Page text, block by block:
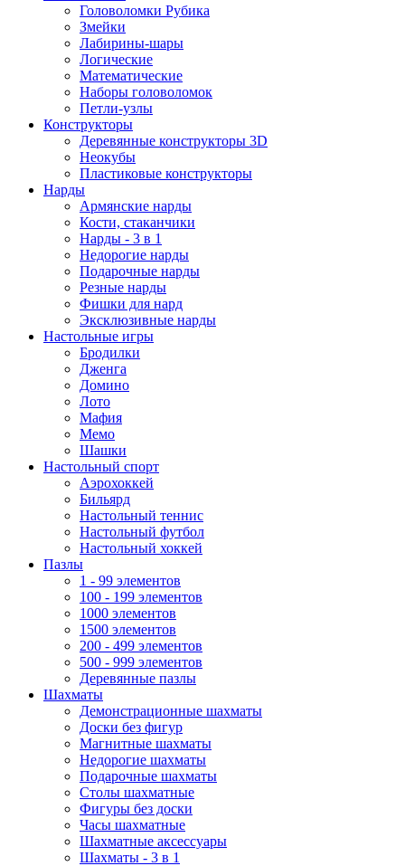
Головоломки Рубика
Змейки
Лабирины-шары
Логические
Математические
Наборы головоломок
Петли-узлы
Конструкторы
Деревянные конструкторы 3D
Неокубы
Пластиковые конструкторы
Нарды
Армянские нарды
Кости, стаканчики
Нарды - 3 в 1
Недорогие нарды
Подарочные нарды
Резные нарды
Фишки для нард
Эксклюзивные нарды
Настольные игры
Бродилки
Дженга
Домино
Лото
Мафия
Мемо
Шашки
Настольный спорт
Аэрохоккей
Бильярд
Настольный теннис
Настольный футбол
Настольный хоккей
Пазлы
1 - 99 элементов
100 - 199 элементов
1000 элементов
1500 элементов
200 - 499 элементов
500 - 999 элементов
Деревянные пазлы
Шахматы
Демонстрационные шахматы
Доски без фигур
Магнитные шахматы
Недорогие шахматы
Подарочные шахматы
Столы шахматные
Фигуры без доски
Часы шахматные
Шахматные аксессуары
Шахматы - 3 в 1